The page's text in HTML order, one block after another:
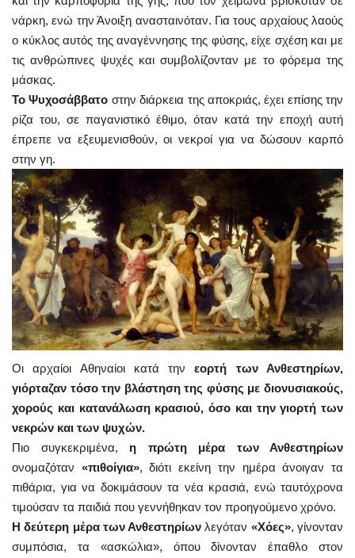
νάρκη, ενώ την Άνοιξη ανασταινόταν. Για τους αρχαίους λαούς
ο κύκλος αυτός της αναγέννησης της φύσης, είχε σχέση και με
τις ανθρώπινες ψυχές και συμβολίζονταν με το φόρεμα της
μάσκας.
Το Ψυχοσάββατο στην διάρκεια της αποκριάς, έχει επίσης την
ρίζα του, σε παγανιστικό έθιμο, όταν κατά την εποχή αυτή
έπρεπε να εξευμενισθούν, οι νεκροί για να δώσουν καρπό
στην γη.
Οι αρχαίοι Αθηναίοι κατά την εορτή των Ανθεστηρίων,
γιόρταζαν τόσο την βλάστηση της φύσης με διονυσιακούς,
χορούς και κατανάλωση κρασιού, όσο και την γιορτή των
νεκρών και των ψυχών.
Πιο συγκεκριμένα, η πρώτη μέρα των Ανθεστηρίων
ονομαζόταν «πιθοίγια», διότι εκείνη την ημέρα άνοιγαν τα
πιθάρια, για να δοκιμάσουν τα νέα κρασιά, ενώ ταυτόχρονα
τιμούσαν τα παιδιά που γεννήθηκαν τον προηγούμενο χρόνο.
Η δεύτερη μέρα των Ανθεστηρίων λεγόταν «Χόες», γίνονταν
συμπόσια, τα «ασκώλια», όπου δίνονταν έπαθλο στον